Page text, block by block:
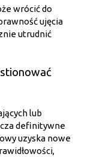
wrócić do
ujęcia
utrudnić
lub
definitywne
uzyska nowe